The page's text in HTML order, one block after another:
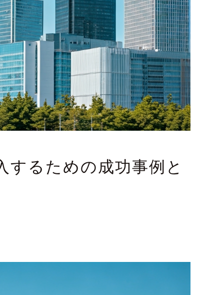
するための成功事例と